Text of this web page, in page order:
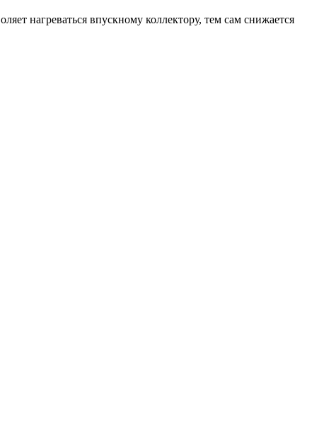
нагреваться впускному коллектору, тем сам снижается